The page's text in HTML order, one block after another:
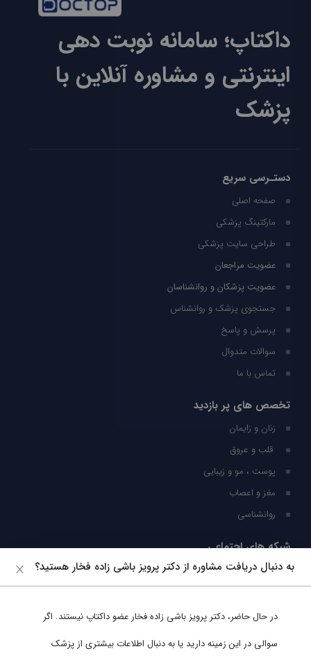
داکتاپ؛ سامانه نوبت دهی
اینترنتی و مشاوره آنلاین با
پزشک
دستـرسی سریع
صفحه اصلی
مارکتینگ پزشکی
طراحی سایت پزشکی
عضویت مراجعان
عضویت پزشکان و روانشناسان
جستجوی پزشک و روانشناس
پرسش و پاسخ
سوالات متدوال
تماس با ما
تخصص های پر بازدید
زنان و زایمان
قلب و عروق
پوست ، مو و زیبایی
مغز و اعصاب
روانشناسی
شبکه های اجتماعی
ما را در شبکه های اجتماعی دنبال کنید
به دنبال دریافت مشاوره از دکتر پرویز باشی زاده فخار هستید؟
در حال حاضر، دکتر پرویز باشی زاده فخار عضو داکتاپ نیستند. اگر
سوالی در این زمینه دارید یا به دنبال اطلاعات بیشتری از پزشک